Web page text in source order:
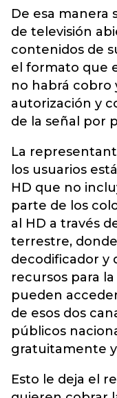
De esa manera
de televisión
contenidos de
el formato que
no habrá cobro
autorización y
de la señal por
La
los usuarios
HD que no
parte de los
al HD a través
terrestre,
decodificador y
recursos para
pueden
de esos dos
públicos
gratuitamente y
Esto le deja el